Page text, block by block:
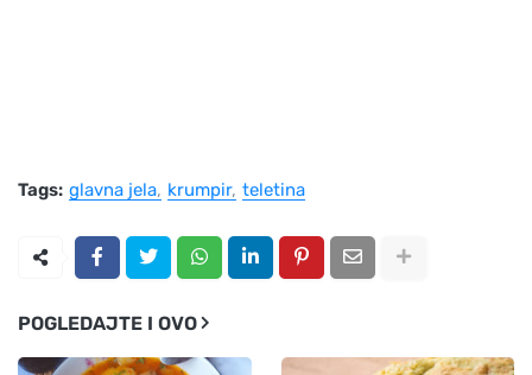
Tags: glavna jela krumpir teletina
POGLEDAJTE I OVO